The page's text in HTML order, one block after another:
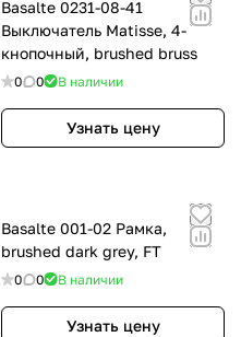
Basalte 0231-08-41
Выключатель Matisse, 4-
кнопочный, brushed bruss
0 0 В наличии
Узнать цену
Basalte 001-02 Рамка,
brushed dark grey, FT
0 0 В наличии
Узнать цену